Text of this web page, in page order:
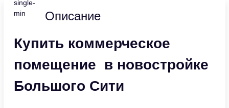
Описание
Купить коммерческое
помещение в новостройке
Большого Сити